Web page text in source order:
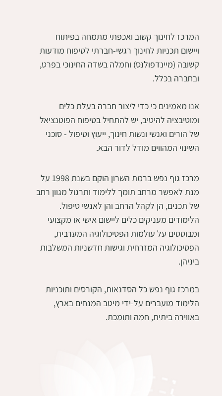
המרכז לחינוך קשוב ואכפתי מתמחה בפיתוח
ויישום תכניות לחינוך רגשי-חברתי לטיפוח מודעות
קשובה (מיינדפולנס) וחמלה בשדה החינוכי בפרט,
ובחברה בכלל.
אנו מאמינים כי כדי ליצור חברה בעלת כלים
ומוטיבציה להיטיב, יש להתחיל בטיפוח הפוטנציאל
של הורים ואנשי ונשות חינוך, ייעוץ וטיפול - סוכני
השינוי המהווים מודל לדור הבא.​
מרכז גוף נפש ברמת השרון הוקם בשנת 1998 על
מנת לאפשר מרחב תומך ללימוד ותרגול מגוון רחב
של תכנים, הן לקהל הרחב והן לאנשי טיפול.
הלימודים מעניקים כלים ליישום אישי או מקצועי
ומבוססים על עולמות הפסיכולוגיה המערבית,
הפסיכולוגיה המזרחית וגישות חדשניות המשלבות
ביניהן.
במרכז גוף נפש כל הסדנאות, הקורסים ותוכניות
הלימוד מועברים על-ידי מיטב המנחים בארץ,
באווירה ביתית, חמה ותומכת.